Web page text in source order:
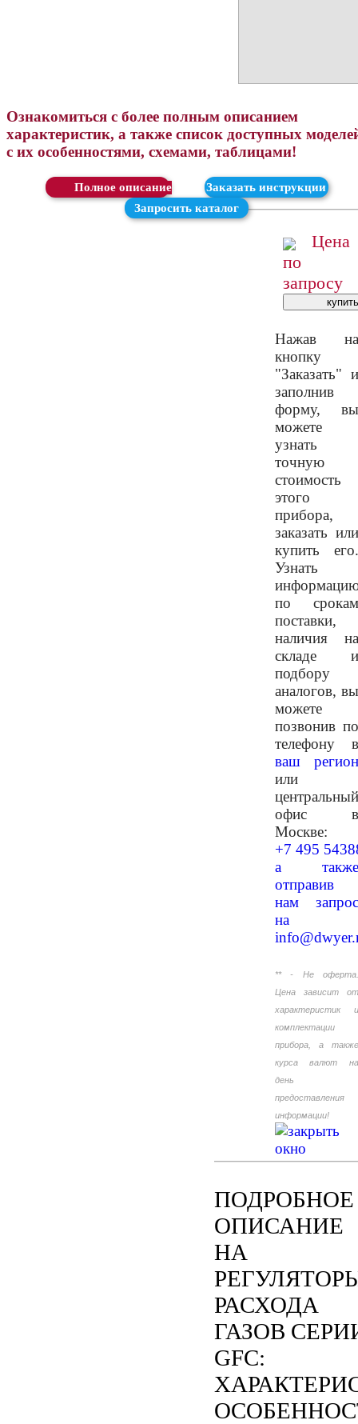
Ознакомиться с более полным описанием
характеристик, а также список доступных
с их особенностями, схемами, таблицами!
Скачать
Заказать инструкции
Запросить каталог
Цена
по
запросу
Нажав на
кнопку
"Заказать" и
заполнив
форму, вы
можете
узнать
точную
стоимость
этого
прибора,
заказать или
купить его.
Узнать
по срокам
поставки,
наличия на
складе и
подбору
аналогов, вы
можете
позвонив по
телефону в
ваш регион
или
центральный
офис в
Москве:
+7 495
а также
отправив
нам запрос
на
** - Не оферта.
Цена зависит от
характеристик и
комплектации
прибора, а также
курса валют на
день
предоставления
информации!
ПОДРОБНОЕ
ОПИСАНИЕ
НА
РАСХОДА
ГАЗОВ
GFC: